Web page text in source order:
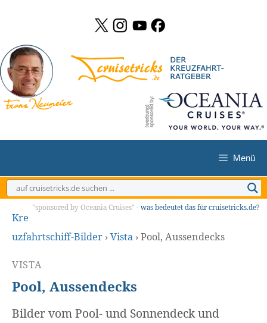
springen
Menü
"sponsored by Oceania Cruises" - was bedeutet das für cruisetricks.de?
Kre
uzfahrtschiff-Bilder ›Vista ›Pool, Aussendecks
VISTA
Pool, Aussendecks
Bilder vom Pool- und Sonnendeck und